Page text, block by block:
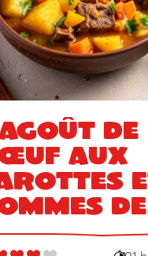
de
aux
de